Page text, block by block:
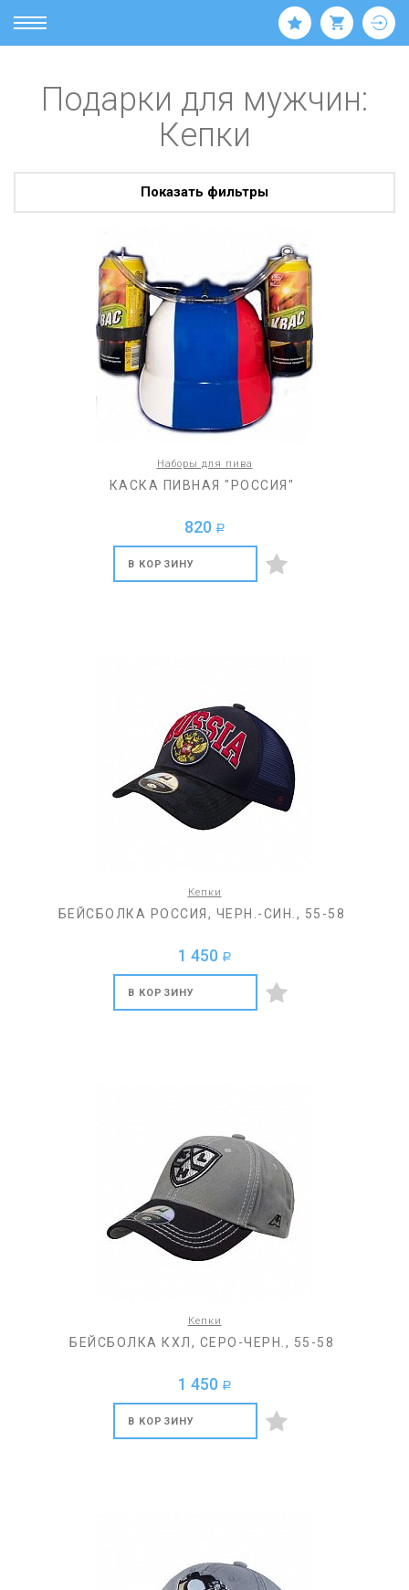
Подарки для мужчин:
Кепки
Показать фильтры
Наборы для пива
КАСКА ПИВНАЯ "РОССИЯ"
820 a
В КОРЗИНУ
Кепки
БЕЙСБОЛКА РОССИЯ, ЧЕРН.-СИН., 55-58
1 450 a
В КОРЗИНУ
Кепки
БЕЙСБОЛКА КХЛ, СЕРО-ЧЕРН., 55-58
1 450 a
В КОРЗИНУ